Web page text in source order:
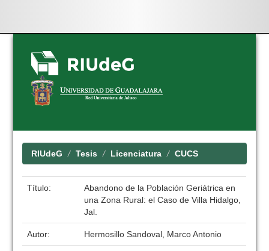
Skip
navigation
RIUdeG Tesis Licenciatura CUCS
Título:
Abandono de la Población Geriátrica en
una Zona Rural: el Caso de Villa Hidalgo,
Jal.
Autor: Hermosillo Sandoval, Marco Antonio